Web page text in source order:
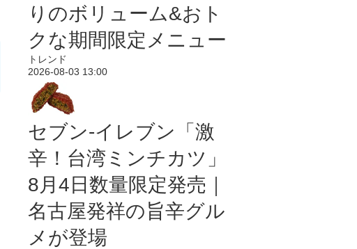
りのボリューム&おト
クな期間限定メニュー
トレンド
2026-08-03 13:00
セブン-イレブン「激
辛！台湾ミンチカツ」
8月4日数量限定発売｜
名古屋発祥の旨辛グル
メが登場